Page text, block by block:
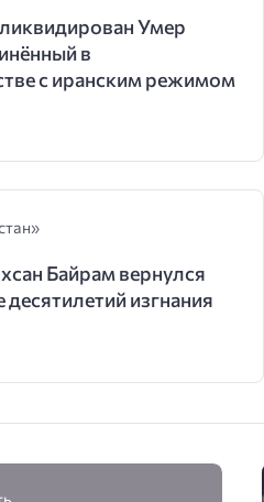
Умер
в
с иранским режимом
Байрам вернулся
изгнания